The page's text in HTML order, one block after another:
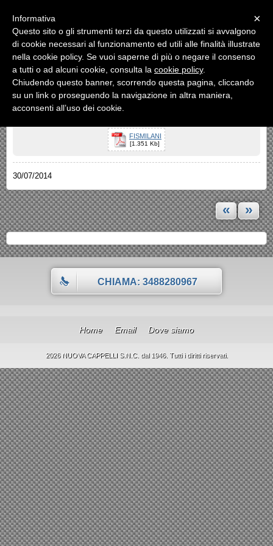
INDIETRO « »
FAISMILANI
RICAMBI CASSETTE ESTERNE E INCASSO FAISMILANI
FISMILANI
[1.351 Kb]
30/07/2014
« »
CHIAMA: 3488280967
Home Email Dove siamo
2026 NUOVA CAPPELLI S.N.C. dal 1946. Tutti i diritti riservati.
×
Informativa
Questo sito o gli strumenti terzi da questo utilizzati si avvalgono
di cookie necessari al funzionamento ed utili alle finalità illustrate
nella cookie policy. Se vuoi saperne di più o negare il consenso
a tutti o ad alcuni cookie, consulta la cookie policy.
Chiudendo questo banner, scorrendo questa pagina, cliccando
su un link o proseguendo la navigazione in altra maniera,
acconsenti all’uso dei cookie.